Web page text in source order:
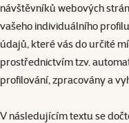
návštěvníků webových
vašeho individuálního
údajů, které vás do určité
prostřednictvím tzv.
profilování, zpracovány a
V následujícím textu se